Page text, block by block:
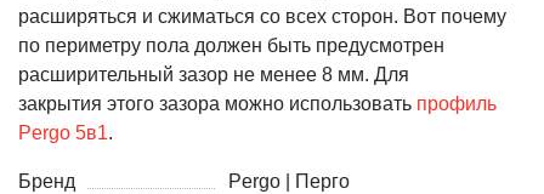
расширяться и сжиматься со всех сторон. Вот почему
по периметру пола должен быть предусмотрен
расширительный зазор не менее 8 мм. Для
закрытия этого зазора можно использовать профиль
Pergo 5в1.
Бренд
Pergo | Перго